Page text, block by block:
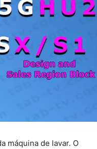
máquina de lavar. O